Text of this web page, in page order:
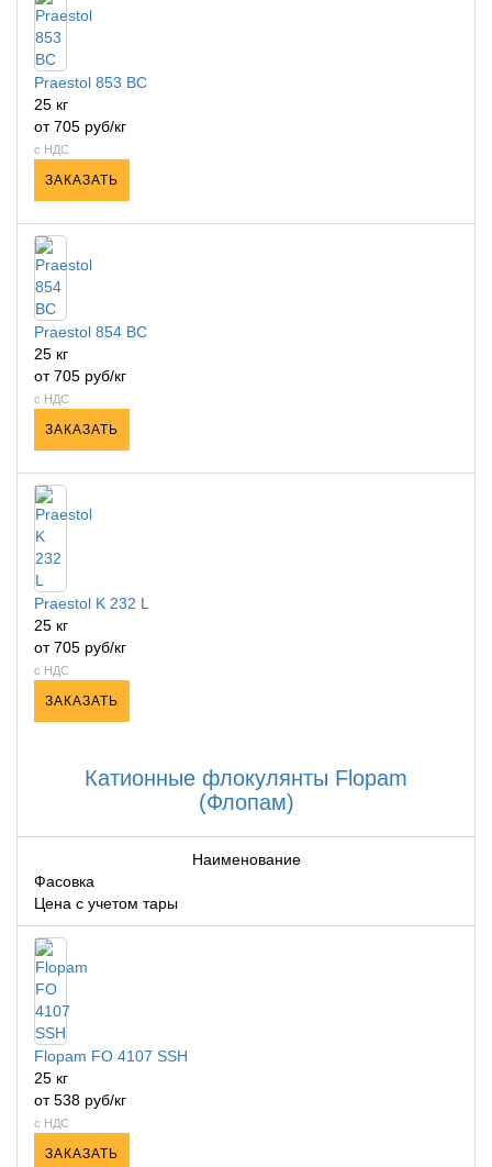
Praestol 853 ВС
25 кг
от 705 руб/кг
с НДС
ЗАКАЗАТЬ
Praestol 854 ВС
25 кг
от 705 руб/кг
с НДС
ЗАКАЗАТЬ
Praestol K 232 L
25 кг
от 705 руб/кг
с НДС
ЗАКАЗАТЬ
Катионные флокулянты Flopam
(Флопам)
Наименование
Фасовка
Цена с учетом тары
Flopam FO 4107 SSH
25 кг
от 538 руб/кг
с НДС
ЗАКАЗАТЬ